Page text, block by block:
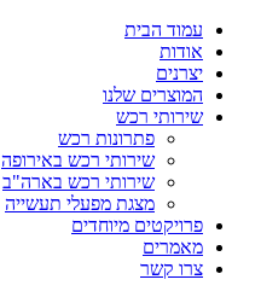
עמוד הבית
אודות
יצרנים
המוצרים שלנו
שירותי רכש
פתרונות רכש
שירותי רכש באירופה
שירותי רכש בארה"ב
מצגת מפעלי תעשייה
פרויקטים מיוחדים
מאמרים
צרו קשר